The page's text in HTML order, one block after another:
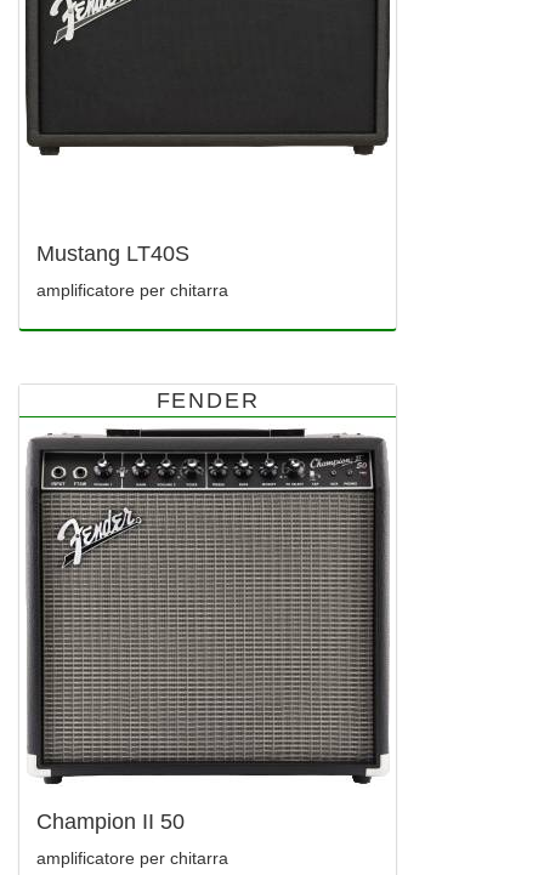
Mustang LT40S
amplificatore per chitarra
FENDER
Champion II 50
amplificatore per chitarra